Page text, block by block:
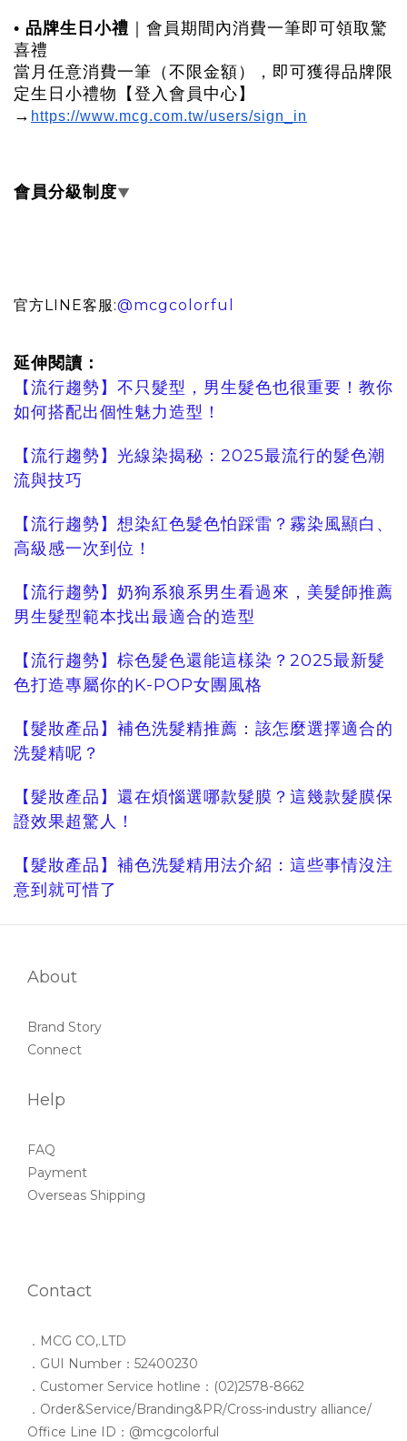
• 品牌生日小禮 ｜會員期間內消費一筆即可領取驚
喜禮
當月任意消費一筆（不限金額），即可獲得品牌限
定生日小禮物【登入會員中心】
→ https://www.mcg.com.tw/users/sign_in
會員分級制度▼
官方LINE客服:@mcgcolorful
延伸閱讀：
【流行趨勢】不只髮型，男生髮色也很重要！教你
如何搭配出個性魅力造型！
【流行趨勢】光線染揭秘：2025最流行的髮色潮
流與技巧
【流行趨勢】想染紅色髮色怕踩雷？霧染風顯白、
高級感一次到位！
【流行趨勢】奶狗系狼系男生看過來，美髮師推薦
男生髮型範本找出最適合的造型
【流行趨勢】棕色髮色還能這樣染？2025最新髮
色打造專屬你的K-POP女團風格
【髮妝產品】補色洗髮精推薦：該怎麼選擇適合的
洗髮精呢？
【髮妝產品】還在煩惱選哪款髮膜？這幾款髮膜保
證效果超驚人！
【髮妝產品】補色洗髮精用法介紹：這些事情沒注
意到就可惜了
About
Brand Story
Connect
Help
FAQ
Payment
Overseas Shipping
Contact
．MCG CO,.LTD
．GUI Number：52400230
．Customer Service hotline：(02)2578-8662
．Order&Service/Branding&PR/Cross-industry alliance/
Office Line ID：@mcgcolorful